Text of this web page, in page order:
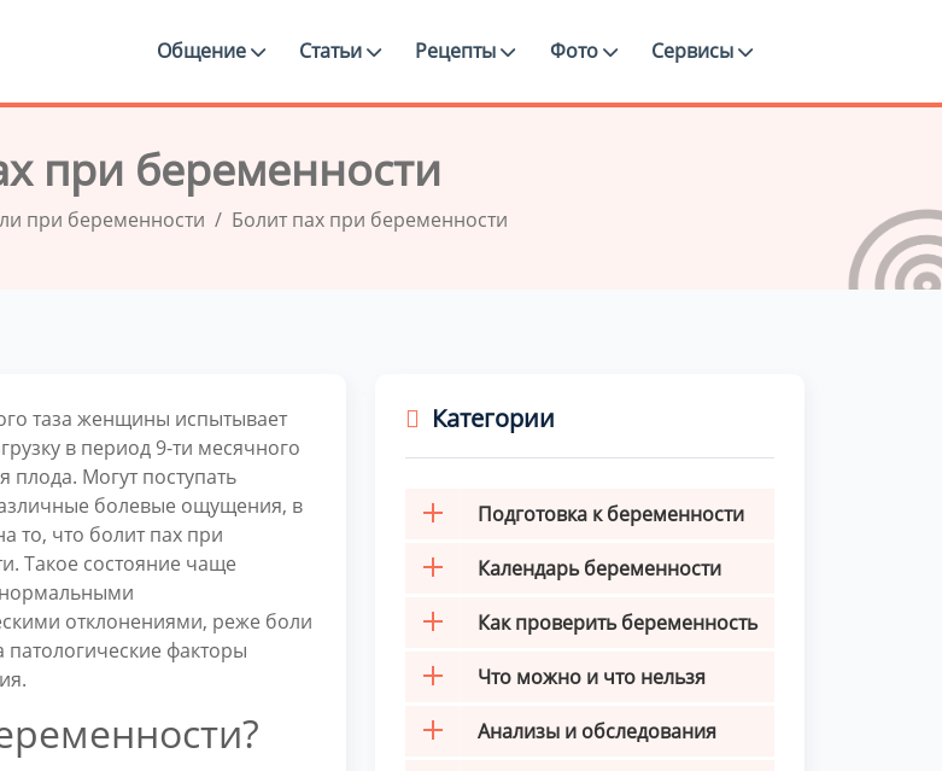
Общение Статьи Рецепты Фото Сервисы
при беременности
при беременности Болит пах при беременности
таза женщины испытывает
в период 9-ти месячного
Могут поступать
болевые ощущения, в
то, что болит пах при
Такое состояние чаще
отклонениями, реже боли
патологические факторы
Категории
Подготовка к беременности
Календарь беременности
Как проверить беременность
Что можно и что нельзя
Анализы и обследования